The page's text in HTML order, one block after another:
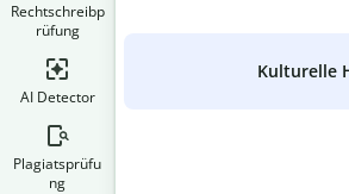
Rechtschreibp
rüfung
AI Detector
Plagiatsprüfu
ng
Kulturelle